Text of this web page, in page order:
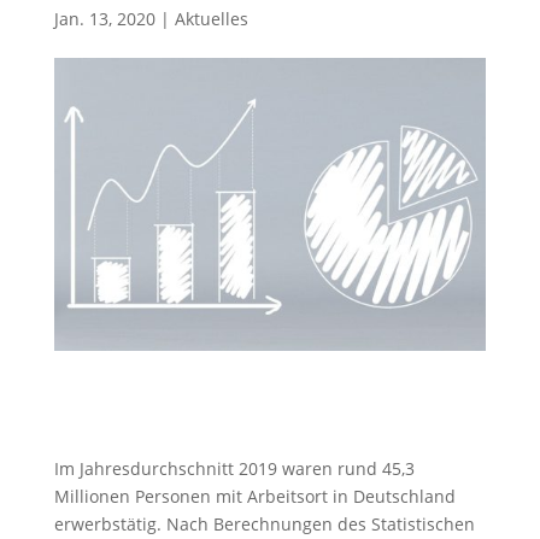
Jan. 13, 2020| Aktuelles
Im Jahresdurchschnitt 2019 waren rund 45,3
Millionen Personen mit Arbeitsort in Deutschland
erwerbstätig. Nach Berechnungen des Statistischen